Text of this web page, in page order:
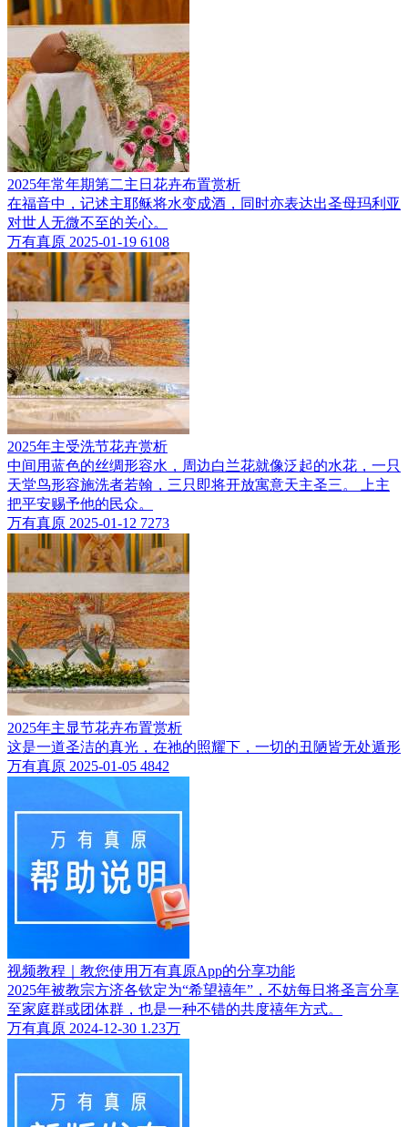
2025年常年期第二主日花卉布置赏析
在福音中，记述主耶稣将水变成酒，同时亦表达出圣母玛利亚
对世人无微不至的关心。
万有真原 2025-01-19 6108
2025年主受洗节花卉赏析
中间用蓝色的丝绸形容水，周边白兰花就像泛起的水花，一只
天堂鸟形容施洗者若翰，三只即将开放寓意天主圣三。 上主
把平安赐予他的民众。
万有真原 2025-01-12 7273
2025年主显节花卉布置赏析
这是一道圣洁的真光，在祂的照耀下，一切的丑陋皆无处遁形
万有真原 2025-01-05 4842
视频教程｜教您使用万有真原App的分享功能
2025年被教宗方济各钦定为“希望禧年”，不妨每日将圣言分享
至家庭群或团体群，也是一种不错的共度禧年方式。
万有真原 2024-12-30 1.23万